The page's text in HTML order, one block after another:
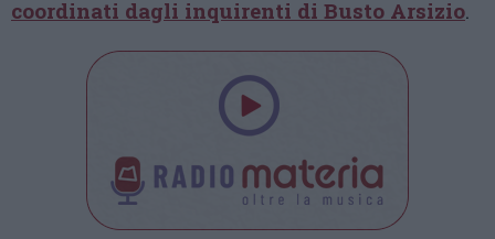
coordinati dagli inquirenti di Busto Arsizio.